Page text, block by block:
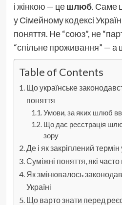
і жінкою — цешлюб. Саме
у Сімейному кодексі
поняття. Не “союз”, не
“спільне проживання” —
Table of Contents
Що українське
поняття
Умови, за яких шлюб
Що дає реєстрація
зору
Де і як закріплений
Суміжні поняття, які
Як змінювалось
Україні
Що варто знати перед